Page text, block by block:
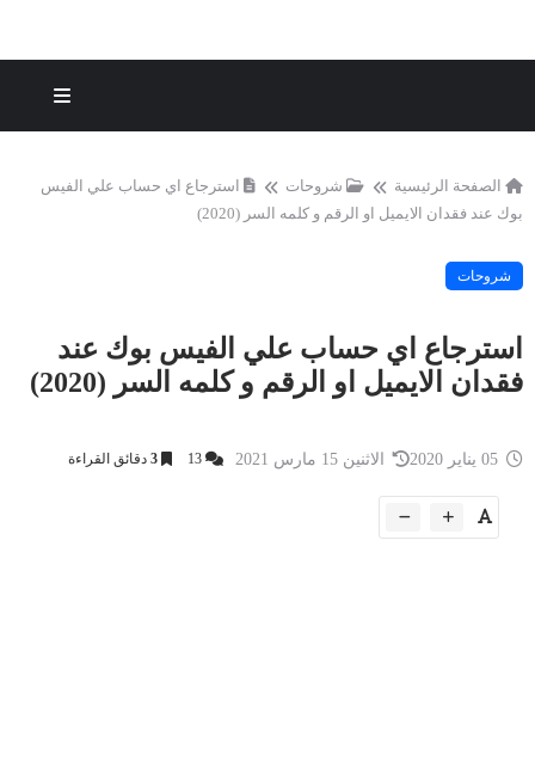
الصفحة الرئيسية شروحات
استرجاع اي حساب علي الفيس
بوك عند فقدان الايميل او الرقم و كلمه السر (2020)
شروحات
استرجاع اي حساب علي الفيس بوك عند
فقدان الايميل او الرقم و كلمه السر (2020)
الاثنين 15 مارس 2021 13
3 دقائق القراءة